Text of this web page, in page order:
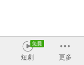
短劇 更多